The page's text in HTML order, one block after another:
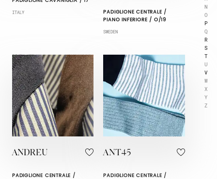
N
O
P
Q
R
S
T
U
V
W
X
Y
Z
ITALY
PADIGLIONE CENTRALE /
PIANO INFERIORE / O/19
SWEDEN
ANDREU
PADIGLIONE CENTRALE /
ANT45
PADIGLIONE CENTRALE /